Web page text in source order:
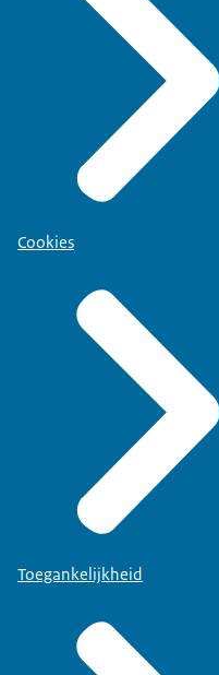
Cookies
Toegankelijkheid